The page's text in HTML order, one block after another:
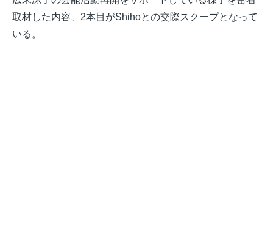
取材した内容、2本目がShihoとの交際スクープとなって
いる。